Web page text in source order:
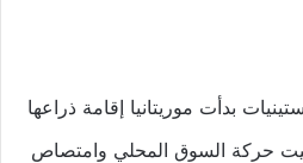
بدأت موريتانيا إقامة ذراعها
حركة السوق المحلي وامتصاص